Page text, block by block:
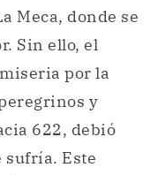
Meca, donde se
Sin ello, el
por la
y
622, debió
sufría. Este